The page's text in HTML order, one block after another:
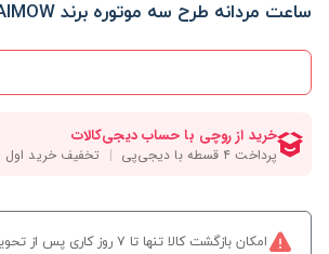
ساعت مردانه طرح سه موتوره برند HAIMOW
امکان بازگشت کالا تنها تا ۷ روز کاری پس از تحویل کالا امکان‌پذیر است!